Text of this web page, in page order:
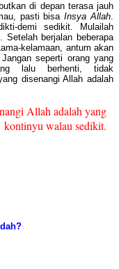
di depan terasa jauh
pasti bisaInsya Allah.
demi sedikit. Mulailah
Setelah berjalan beberapa
kelamaan, antum akan
seperti orang yang
lalu berhenti, tidak
disenangi Allah adalah
Allah adalah yang
kontinyu walau sedikit.